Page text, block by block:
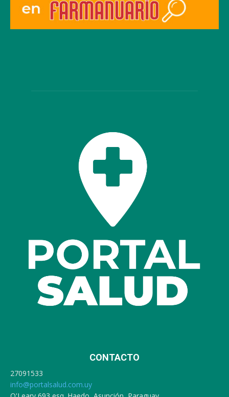
CONTACTO
27091533
info@portalsalud.com.uy